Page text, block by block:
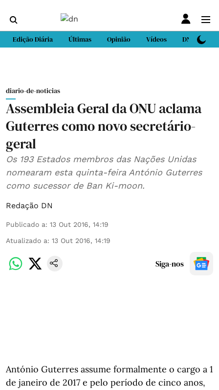
Edição Diária Últimas Opinião Vídeos DN Sport
diario-de-noticias
Assembleia Geral da ONU aclama
Guterres como novo secretário-
geral
Os 193 Estados membros das Nações Unidas
nomearam esta quinta-feira António Guterres
como sucessor de Ban Ki-moon.
Redação DN
Publicado a: 13 Out 2016, 14:19
Atualizado a: 13 Out 2016, 14:19
Siga-nos
António Guterres assume formalmente o cargo a 1
de janeiro de 2017 e pelo período de cinco anos,